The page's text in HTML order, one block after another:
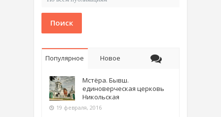
Поиск
Популярное Новое
Мстёра. Бывш.
единоверческая церковь
Никольская
19 февраля, 2016